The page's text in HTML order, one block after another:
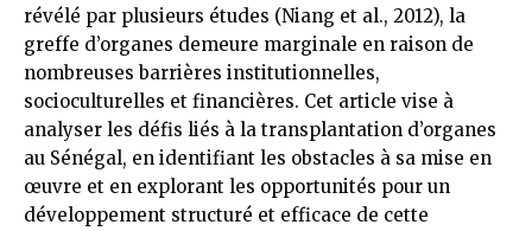
révélé par plusieurs études (Niang et al., 2012)​, la
greffe d’organes demeure marginale en raison de
nombreuses barrières institutionnelles,
socioculturelles et financières. Cet article vise à
analyser les défis liés à la transplantation d’organes
au Sénégal, en identifiant les obstacles à sa mise en
œuvre et en explorant les opportunités pour un
développement structuré et efficace de cette